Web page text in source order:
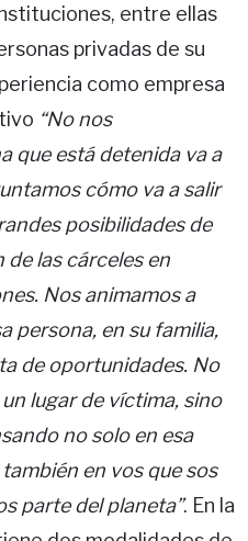
entre ellas
privadas de su
como empresa
“No nos
que está detenida va a
cómo va a salir
posibilidades de
de las cárceles en
Nos animamos a
persona, en su familia,
de oportunidades. No
lugar de víctima, sino
no solo en esa
en vos que sos
parte del planeta”. En la